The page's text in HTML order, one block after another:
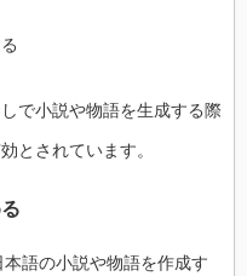
で小説や物語を生成する際
とされています。
語の小説や物語を作成す